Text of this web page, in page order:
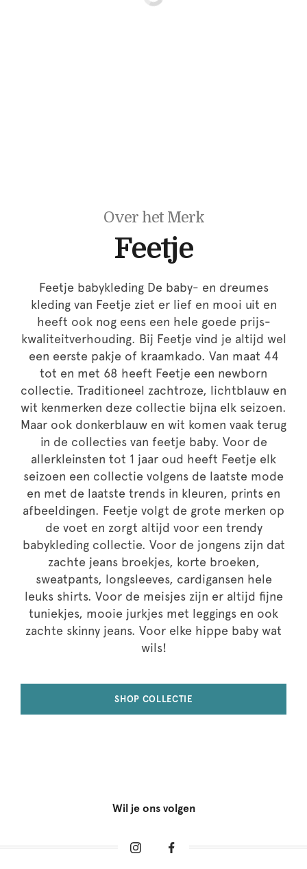
Over het Merk
Feetje
Feetje babykleding De baby- en dreumes
kleding van Feetje ziet er lief en mooi uit en
heeft ook nog eens een hele goede prijs-
kwaliteitverhouding. Bij Feetje vind je altijd wel
een eerste pakje of kraamkado. Van maat 44
tot en met 68 heeft Feetje een newborn
collectie. Traditioneel zachtroze, lichtblauw en
wit kenmerken deze collectie bijna elk seizoen.
Maar ook donkerblauw en wit komen vaak terug
in de collecties van feetje baby. Voor de
allerkleinsten tot 1 jaar oud heeft Feetje elk
seizoen een collectie volgens de laatste mode
en met de laatste trends in kleuren, prints en
afbeeldingen. Feetje volgt de grote merken op
de voet en zorgt altijd voor een trendy
babykleding collectie. Voor de jongens zijn dat
zachte jeans broekjes, korte broeken,
sweatpants, longsleeves, cardigansen hele
leuks shirts. Voor de meisjes zijn er altijd fijne
tuniekjes, mooie jurkjes met leggings en ook
zachte skinny jeans. Voor elke hippe baby wat
wils!
SHOP COLLECTIE
Wil je ons volgen